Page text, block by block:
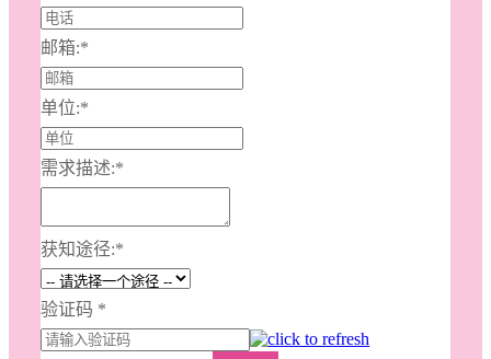
邮箱:*
单位:*
需求描述:*
获知途径:*
验证码 *